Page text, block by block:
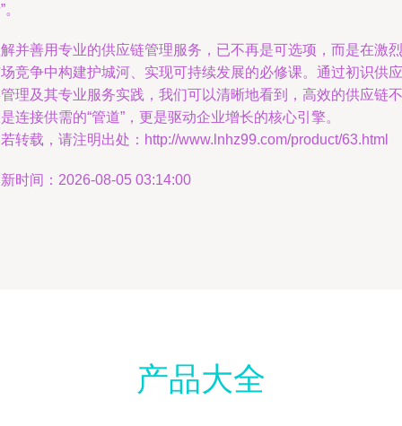
并善用专业的供应链管理服务，已不再是可选项，而是在激烈
竞争中构建护城河、实现可持续发展的必修课。通过初识供应
理及其专业服务实践，我们可以清晰地看到，高效的供应链不
连接供需的“管道”，更是驱动企业增长的核心引擎。
转载，请注明出处：http://www.lnhz99.com/product/63.html
时间：2026-08-05 03:14:00
产品大全